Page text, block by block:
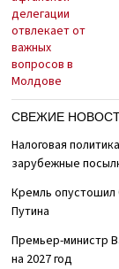
СВЕЖИЕ
Налоговая
зарубежные
Кремль
Путина
Премьер-министр
на 2027 год